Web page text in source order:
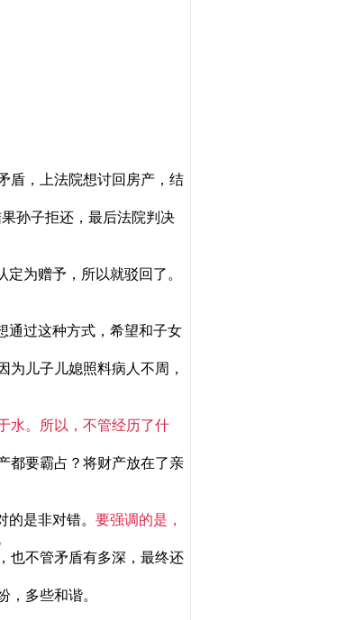
盾，上法院想讨回房产，结
孙子拒还，最后法院判决
为赠予，所以就驳回了。
通过这种方式，希望和子女
儿子儿媳照料病人不周，
水。所以，不管经历了什
都要霸占？将财产放在了亲
是非对错。 要强调的是，
也不管矛盾有多深，最终还
多些和谐。